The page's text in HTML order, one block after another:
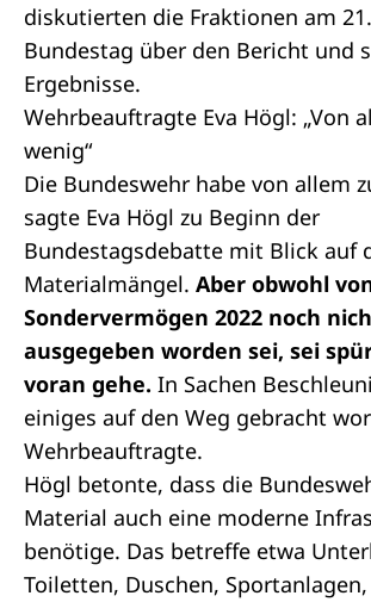
diskutierten die Fraktionen am
Bundestag über den Bericht und
Ergebnisse.
Wehrbeauftragte Eva Högl: „Von
wenig“
Die Bundeswehr habe von allem
sagte Eva Högl zu Beginn der
Bundestagsdebatte mit Blick auf
Materialmängel. Aber obwohl
Sondervermögen 2022 noch
ausgegeben worden sei, sei
voran gehe. In Sachen
einiges auf den Weg gebracht
Wehrbeauftragte.
Högl betonte, dass die
Material auch eine moderne
benötige. Das betreffe etwa
Toiletten, Duschen, Sportanlagen,